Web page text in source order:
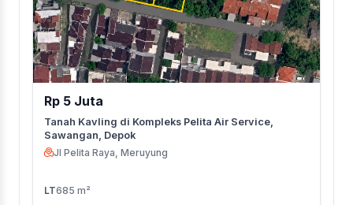
Rp 5 Juta
Tanah Kavling di Kompleks Pelita Air Service,
Sawangan, Depok
Jl Pelita Raya, Meruyung
LT685 m²